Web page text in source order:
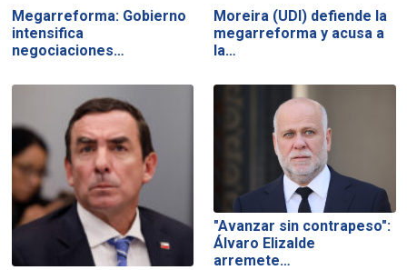
Megarreforma: Gobierno
intensifica
negociaciones…
Moreira (UDI) defiende la
megarreforma y acusa a
la…
"Avanzar sin contrapeso":
Álvaro Elizalde
arremete…